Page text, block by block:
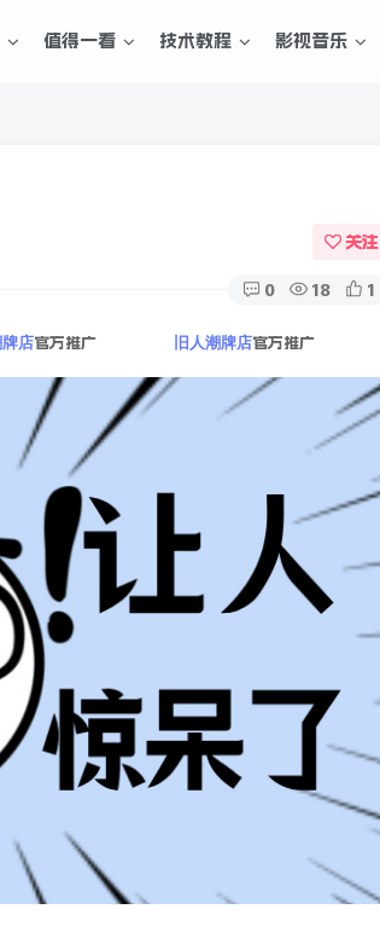
值得一看 技术教程 影视音乐
关注
0 18 1
牌店官方推广 旧人潮牌店官方推广